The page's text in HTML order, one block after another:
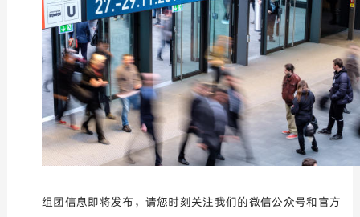
组团信息即将发布，请您时刻关注我们的微信公众号和官方